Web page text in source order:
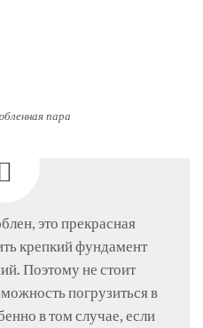
пара
это прекрасная
крепкий фундамент
Поэтому не стоит
погрузиться в
в том случае, если